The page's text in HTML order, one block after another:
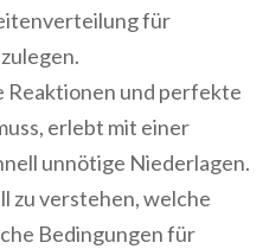
für
Reaktionen und perfekte
erlebt mit einer
unnötige Niederlagen.
zu verstehen, welche
Bedingungen für